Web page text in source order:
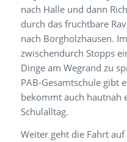
nach Halle und dann
durch das fruchtbare
nach Borgholzhausen.
zwischendurch Stopps
Dinge am Wegrand zu
PAB-Gesamtschule gibt
bekommt auch hautnah
Schulalltag.
Weiter geht die Fahrt